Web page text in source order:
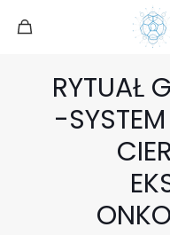
RYTUAŁ
-